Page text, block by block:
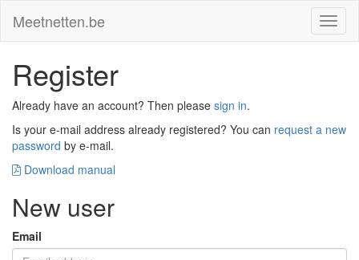
Meetnetten.be
Register
Already have an account? Then please sign in.
Is your e-mail address already registered? You can request a new
password by e-mail.
Download manual
New user
Email